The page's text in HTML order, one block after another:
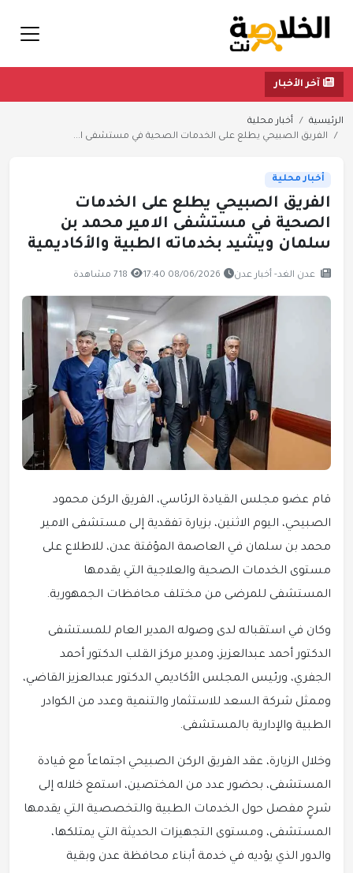
آخر الأخبار
الرئيسية
أخبار محلية
الفريق الصبيحي يطلع على الخدمات الصحية في مستشفى ا...
أخبار محلية
الفريق الصبيحي يطلع على الخدمات
الصحية في مستشفى الامير محمد بن
سلمان ويشيد بخدماته الطبية والأكاديمية
عدن الغد- أخبار عدن 08/06/2026 17:40 718 مشاهدة
قام عضو مجلس القيادة الرئاسي، الفريق الركن محمود
الصبيحي، اليوم الاثنين، بزيارة تفقدية إلى مستشفى الامير
محمد بن سلمان في العاصمة المؤقتة عدن، للاطلاع على
مستوى الخدمات الصحية والعلاجية التي يقدمها
المستشفى للمرضى من مختلف محافظات الجمهورية.
وكان في استقباله لدى وصوله المدير العام للمستشفى
الدكتور أحمد عبدالعزيز، ومدير مركز القلب الدكتور أحمد
الجفري، ورئيس المجلس الأكاديمي الدكتور عبدالعزيز القاضي،
وممثل شركة السعد للاستثمار والتنمية وعدد من الكوادر
الطبية والإدارية بالمستشفى.
وخلال الزيارة، عقد الفريق الركن الصبيحي اجتماعاً مع قيادة
المستشفى، بحضور عدد من المختصين، استمع خلاله إلى
شرحٍ مفصل حول الخدمات الطبية والتخصصية التي يقدمها
المستشفى، ومستوى التجهيزات الحديثة التي يمتلكها،
والدور الذي يؤديه في خدمة أبناء محافظة عدن وبقية